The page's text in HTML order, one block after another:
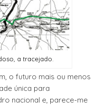
a tracejado.
o futuro mais ou menos
única para
nacional e, parece-me